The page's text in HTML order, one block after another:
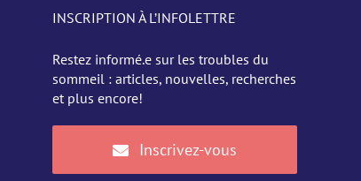
INSCRIPTION À L’INFOLETTRE
Restez informé.e sur les troubles du
sommeil : articles, nouvelles, recherches
et plus encore!
Inscrivez-vous